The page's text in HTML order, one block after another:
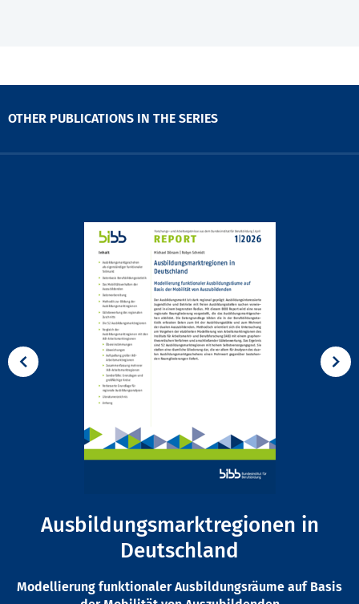
OTHER PUBLICATIONS IN THE SERIES
Ausbildungsmarktregionen in
Deutschland
Modellierung funktionaler Ausbildungsräume auf Basis